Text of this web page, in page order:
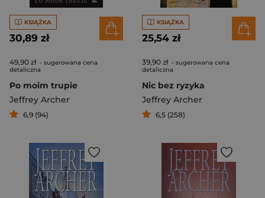
KSIĄŻKA
30,89 zł
49,90 zł - sugerowana cena
detaliczna
Po moim trupie
Jeffrey Archer
6,9 (94)
KSIĄŻKA
25,54 zł
39,90 zł - sugerowana cena
detaliczna
Nic bez ryzyka
Jeffrey Archer
6,5 (258)